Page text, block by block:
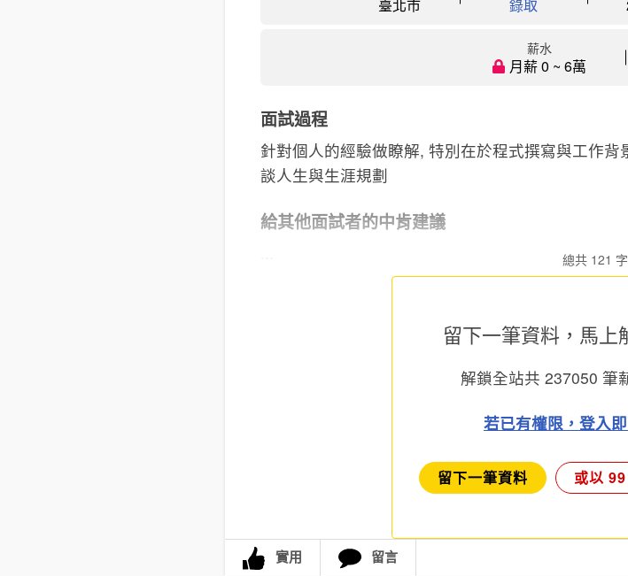
臺北市 錄取
薪水
月薪 0 ~ 6萬
面試過程
針對個人的經驗做瞭解, 特別在於程式撰寫與工作
談人生與生涯規劃
給其他面試者的中肯建議
總共 121 字
留下一筆資料，馬上
解鎖全站共 237050 筆
若已有權限，登入
留下一筆資料 或以
實用 留言